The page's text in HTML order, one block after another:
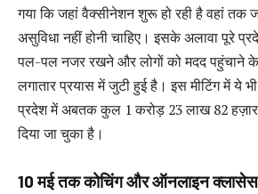
गया कि जहां वैक्सीनेशन शुरू हो रही है वहां तक
असुविधा नहीं होनी चाहिए। इसके अलावा पूरे
पल-पल नजर रखने और लोगों को मदद पहुंचाने के
लगातार प्रयास में जुटी हुई है। इस मीटिंग में ये भी
प्रदेश में अबतक कुल 1 करोड़ 23 लाख 82 हज़ार
दिया जा चुका है।
10 मई तक कोचिंग और ऑनलाइन